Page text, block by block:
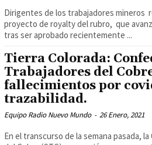
Dirigentes de los trabajadores mineros
proyecto de royalty del rubro, que
tras ser aprobado recientemente ...
Tierra Colorada:
Trabajadores del
fallecimientos por
trazabilidad.
Equipo Radio Nuevo Mundo - 26 Enero, 2021
En el transcurso de la semana pasada,